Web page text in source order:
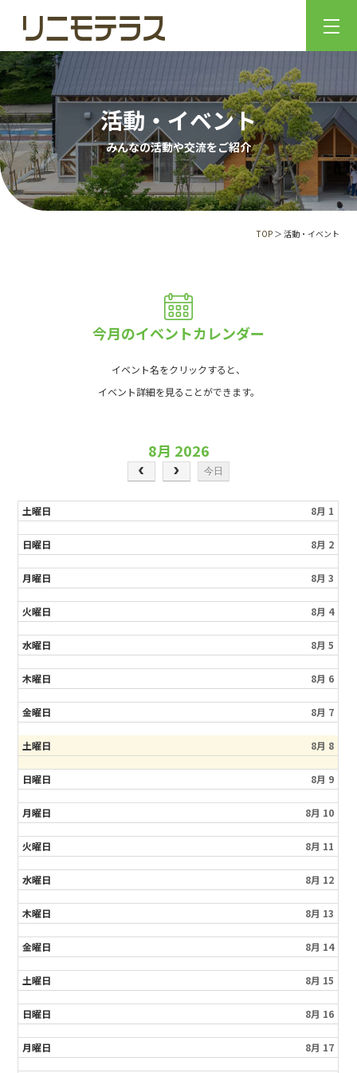
活動・イベント
みんなの活動や交流をご紹介
TOP＞ 活動・イベント
今月のイベントカレンダー
イベント名をクリックすると、
イベント詳細を見ることができます。
8月 2026
今日
土曜日 8月 1
日曜日 8月 2
月曜日 8月 3
火曜日 8月 4
水曜日 8月 5
木曜日 8月 6
金曜日 8月 7
土曜日 8月 8
日曜日 8月 9
月曜日 8月 10
火曜日 8月 11
水曜日 8月 12
木曜日 8月 13
金曜日 8月 14
土曜日 8月 15
日曜日 8月 16
月曜日 8月 17